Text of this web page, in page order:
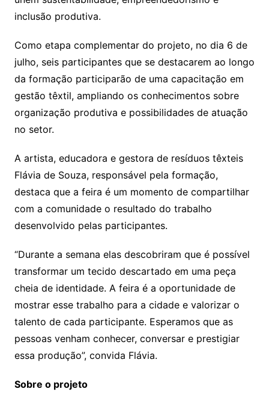
inclusão produtiva.
Como etapa complementar do projeto, no dia 6 de
julho, seis participantes que se destacarem ao longo
da formação participarão de uma capacitação em
gestão têxtil, ampliando os conhecimentos sobre
organização produtiva e possibilidades de atuação
no setor.
A artista, educadora e gestora de resíduos têxteis
Flávia de Souza, responsável pela formação,
destaca que a feira é um momento de compartilhar
com a comunidade o resultado do trabalho
desenvolvido pelas participantes.
“Durante a semana elas descobriram que é possível
transformar um tecido descartado em uma peça
cheia de identidade. A feira é a oportunidade de
mostrar esse trabalho para a cidade e valorizar o
talento de cada participante. Esperamos que as
pessoas venham conhecer, conversar e prestigiar
essa produção”, convida Flávia.
Sobre o projeto